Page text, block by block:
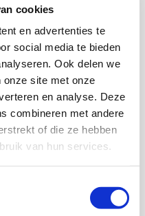
cookies
en advertenties te
social media te bieden
Ook delen we
onze site met onze
en analyse. Deze
combineren met andere
of die ze hebben
van hun services.
activering de
platteland,
en het belang van en
besluitvorming voor
en
op het gebied van
in de laatste plaats,